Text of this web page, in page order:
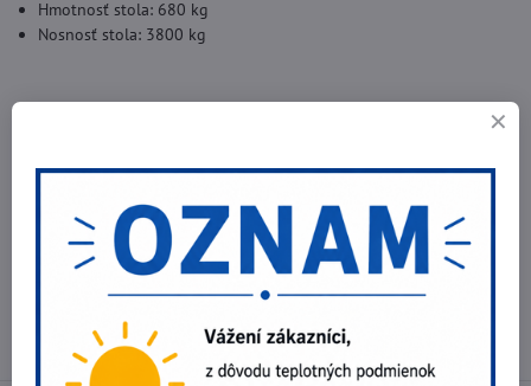
Hmotnosť stola: 680 kg
Nosnosť stola: 3800 kg
Kefa na otvory
Doplnkové informácie
STANDARD zváracie stoly
Stoly